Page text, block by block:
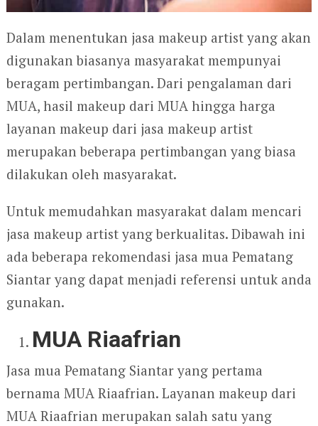
Dalam menentukan jasa makeup artist yang akan
digunakan biasanya masyarakat mempunyai
beragam pertimbangan. Dari pengalaman dari
MUA, hasil makeup dari MUA hingga harga
layanan makeup dari jasa makeup artist
merupakan beberapa pertimbangan yang biasa
dilakukan oleh masyarakat.
Untuk memudahkan masyarakat dalam mencari
jasa makeup artist yang berkualitas. Dibawah ini
ada beberapa rekomendasi jasa mua Pematang
Siantar yang dapat menjadi referensi untuk anda
gunakan.
MUA Riaafrian
Jasa mua Pematang Siantar yang pertama
bernama MUA Riaafrian. Layanan makeup dari
MUA Riaafrian merupakan salah satu yang